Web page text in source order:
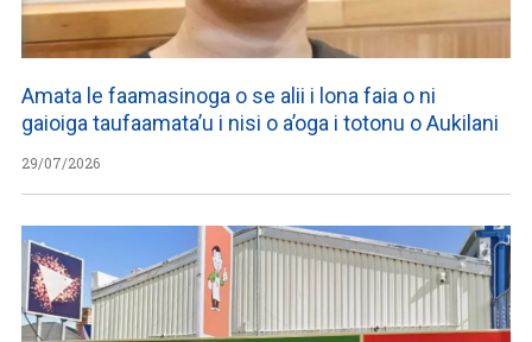
Amata le faamasinoga o se alii i lona faia o ni
gaioiga taufaamata’u i nisi o a’oga i totonu o Aukilani
29/07/2026